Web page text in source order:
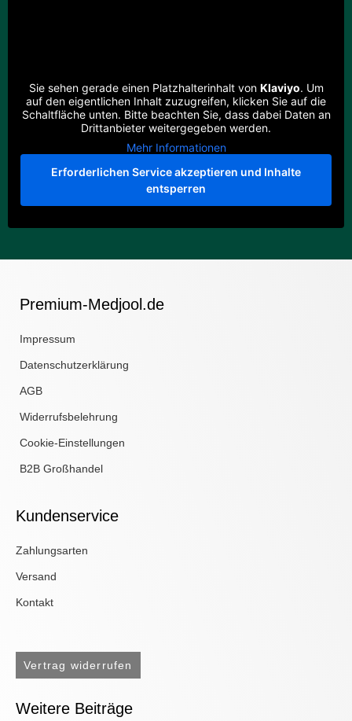
Sie sehen gerade einen Platzhalterinhalt von Klaviyo. Um
auf den eigentlichen Inhalt zuzugreifen, klicken Sie auf die
Schaltfläche unten. Bitte beachten Sie, dass dabei Daten an
Drittanbieter weitergegeben werden.
Mehr Informationen
Erforderlichen Service akzeptieren und Inhalte
entsperren
Premium-Medjool.de
Impressum
Datenschutzerklärung
AGB
Widerrufsbelehrung
Cookie-Einstellungen
B2B Großhandel
Kundenservice
Zahlungsarten
Versand
Kontakt
Vertrag widerrufen
Weitere Beiträge